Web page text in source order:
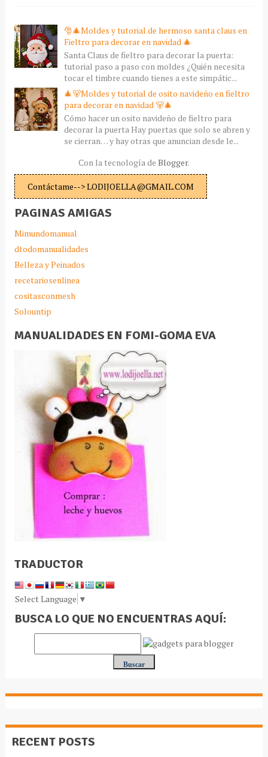
🎅🎄Moldes y tutorial de hermoso santa claus en
Fieltro para decorar en navidad 🎄
Santa Claus de fieltro para decorar la puerta:
tutorial paso a paso con moldes ¿Quién necesita
tocar el timbre cuando tienes a este simpátic...
🎄🐻Moldes y tutorial de osito navideño en fieltro
para decorar en navidad 🐻🎄
Cómo hacer un osito navideño de fieltro para
decorar la puerta Hay puertas que solo se abren y
se cierran… y hay otras que anuncian desde le...
Con la tecnología de Blogger.
Contáctame--> LODIJOELLA@GMAIL.COM
PAGINAS AMIGAS
Mimundomanual
dtodomanualidades
Belleza y Peinados
recetariosenlinea
cositasconmesh
Solountip
MANUALIDADES EN FOMI-GOMA EVA
TRADUCTOR
Select Language ▼
BUSCA LO QUE NO ENCUENTRAS AQUÍ:
RECENT POSTS